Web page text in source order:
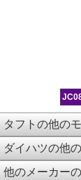
タフトの他の
ダイハツの他
他のメーカー